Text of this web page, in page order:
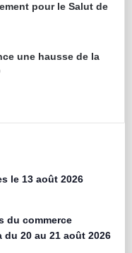
pour le Salut de
une hausse de la
le 13 août 2026
du commerce
20 au 21 août 2026